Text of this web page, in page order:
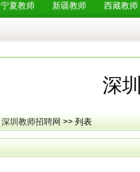
宁夏教师 新疆教师 西藏教师
深
深圳教师招聘网 >> 列表